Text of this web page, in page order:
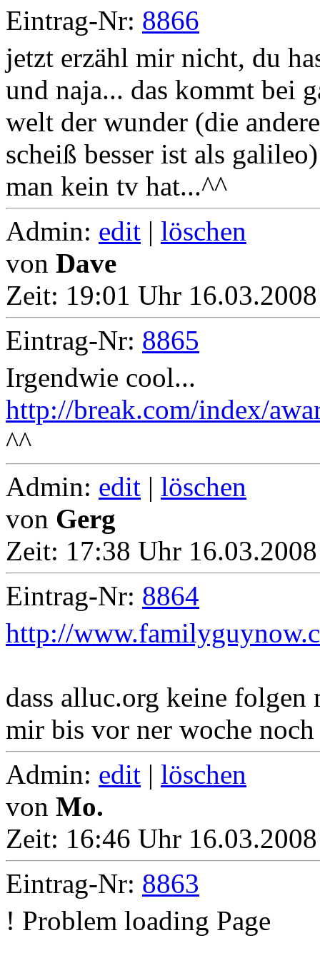
Eintrag-Nr: 8866
jetzt erzähl mir nicht, du
und naja... das kommt bei
welt der wunder (die
scheiß besser ist als
man kein tv hat...^^
Admin: edit | löschen
von Dave
Zeit: 19:01 Uhr
Eintrag-Nr: 8865
Irgendwie cool...
http://break.com/index/
^^
Admin: edit | löschen
von Gerg
Zeit: 17:38 Uhr
Eintrag-Nr: 8864
http://
dass alluc.org keine folgen
mir bis vor ner woche noch
Admin: edit | löschen
von Mo.
Zeit: 16:46 Uhr
Eintrag-Nr: 8863
! Problem loading Page